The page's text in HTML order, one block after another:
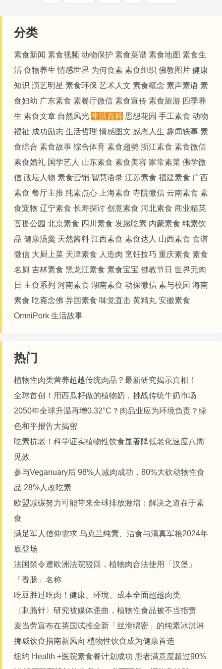
分类
素食新闻 素食视频 动物保护 素食菜谱 素食地图 素食生
活 食物养生 情感世界 为何食素 素食组织 佛教图片 健康
知识 演艺明星 素食环保 艺术人文 素食概念 素声素语 素
食妇幼 广东素食 素餐厅微信 素食宣传 素食旅游 四季养
生 素食文章 自然风光 生活百科 思想花园 手工素食 动物
福祉 成功励志 生活哲理 情感图文 感恩人生 趣闻轶事 素
食综合 素食故事 综合体育 素食趨勢 浙江素食 素食微信
素食婚礼 国学艺人 山东素食 素食美容 家常素菜 佛学微
信 政坛人物 素食营销 智慧语录 江苏素食 福建素食 广西
素食 餐厅主推 纯素点心 上海素食 寺院微信 云南素食 素
食宠物 辽宁素食 长寿探讨 创意素食 河北素食 商业精英
菩提公园 北京素食 四川素食 发愿吃素 内蒙素食 纯素饮
品 健康汤羹 天然酱料 江西素食 素食达人 山西素食 食谱
微信 大厨上菜 天津素食 人造肉 烹饪技巧 重庆素食 素食
名厨 吉林素食 黑龙江素食 素食宝宝 佛教节日 世界无肉
日 主食系列 河南素食 湖南素食 动保微信 素与校园 海南
素食 吃斋念佛 异国素食 味觉直击 黄精丸 安徽素食
OmniPork 生活故事
热门
植物性肉类营养超越传统肉品？最新研究揭示真相！
全球首创！用西瓜籽做的植物奶，挑战传统牛奶市场
2050年全球升温再增0.32°C？肉品业应为环境负责？绿
色和平报告大揭密
吃素抗老！科学证实植物性饮食显著降低老化速度八周
见效
参与Veganuary后 98%人减肉成功，80%大砍动物性食
品 28%人改吃素
欧盟减碳努力可能带来全球排放激增：解决之道在于素
食
满足军人信仰需求 乌克兰纯素、洁食与清真军粮2024年
底登场
法国禁令遭欧洲法院驳回，植物肉合法使用「汉堡」
「香肠」名称
吃豆胜过吃肉！健康、环境、成本全面超越肉类
〈刺胳针〉研究被媒体歪曲，植物性食品被不当指责
麦当劳宣布在英国试推全新「丝滑绵密」的纯素冰淇淋
挪威饮食指南新风向 植物性饮食成为健康首选
纽约 Health +医院素食餐计划成功 患者满意度超过90%